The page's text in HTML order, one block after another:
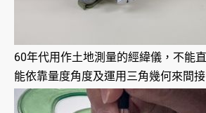
60年代用作土地測量的經緯儀，不能
能依靠量度角度及運用三角幾何來間